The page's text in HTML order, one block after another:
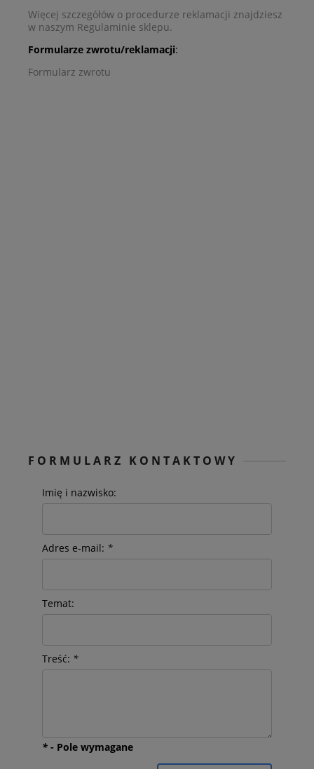
Więcej szczegółów o procedurze reklamacji znajdziesz
w naszym Regulaminie sklepu.
Formularze zwrotu/reklamacji:
Formularz zwrotu
FORMULARZ KONTAKTOWY
Imię i nazwisko:
Adres e-mail: *
Temat:
Treść: *
* - Pole wymagane